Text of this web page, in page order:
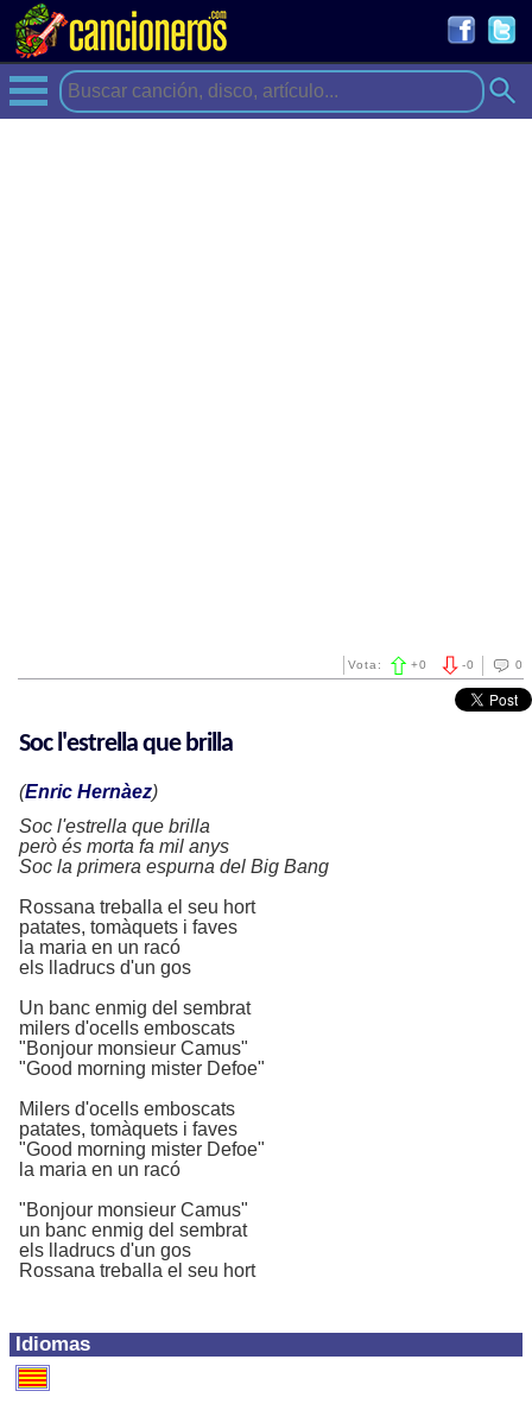
0
-0
Vota: +0
Idiomas
Soc l'estrella que brilla
(Enric Hernàez)
Soc l'estrella que brilla
però és morta fa mil anys
Soc la primera espurna del Big Bang
Rossana treballa el seu hort
patates, tomàquets i faves
la maria en un racó
els lladrucs d'un gos
Un banc enmig del sembrat
milers d'ocells emboscats
"Bonjour monsieur Camus"
"Good morning mister Defoe"
Milers d'ocells emboscats
patates, tomàquets i faves
"Good morning mister Defoe"
la maria en un racó
"Bonjour monsieur Camus"
un banc enmig del sembrat
els lladrucs d'un gos
Rossana treballa el seu hort